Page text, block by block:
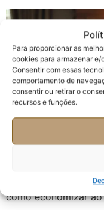
Para proporcionar as
cookies para armazenar e/
Consentir com essas
comportamento de
consentir ou retirar o
recursos e funções.
Descubra os fatores
como economizar